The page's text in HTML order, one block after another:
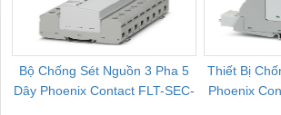
Bộ Chống Sét Nguồn 3 Pha 5
Dây Phoenix Contact FLT-SEC-
Thiết Bị
Phoenix